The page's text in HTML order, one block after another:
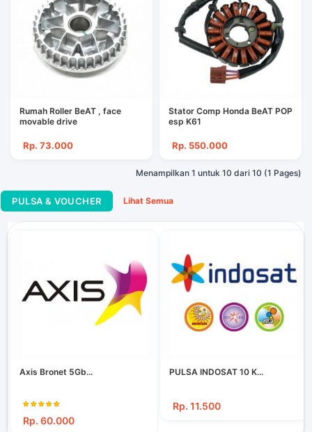
Rumah Roller BeAT , face
movable drive
Rp. 73.000
Stator Comp Honda BeAT POP
esp K61
Rp. 550.000
Menampilkan 1 untuk 10 dari 10 (1 Pages)
PULSA & VOUCHER Lihat Semua
Axis Bronet 5Gb...
Rp. 60.000
PULSA INDOSAT 10 K...
Rp. 11.500